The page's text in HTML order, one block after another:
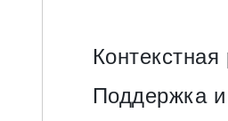
Поддержка и